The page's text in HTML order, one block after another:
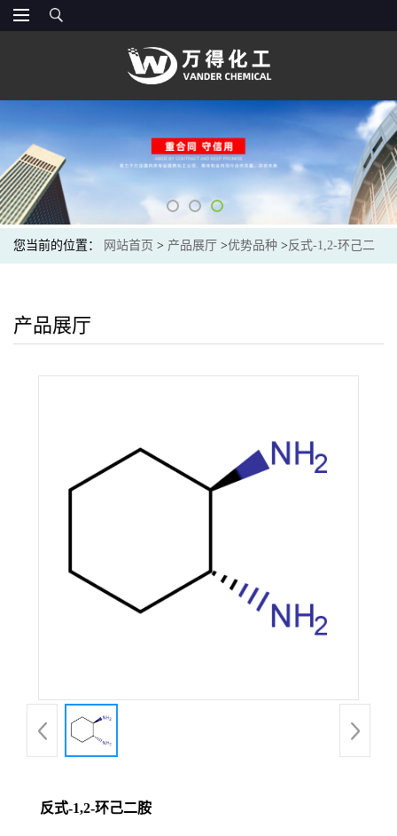
您当前的位置： 网站首页 > 产品展厅 >优势品种 >反式-1,2-环己二
产品展厅
反式-1,2-环己二胺